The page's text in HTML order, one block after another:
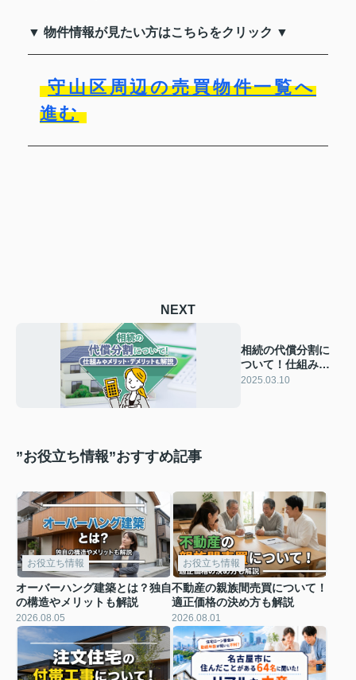
▼ 物件情報が見たい方はこちらをクリック ▼
守山区周辺の売買物件一覧へ
進む
NEXT
相続の代償分割に
ついて！仕組みや
メリット・デメリ
2025.03.10
”お役立ち情報”おすすめ記事
お役立ち情報
オーバーハング建築とは？独自
の構造やメリットも解説
2026.08.05
お役立ち情報
不動産の親族間売買について！
適正価格の決め方も解説
2026.08.01